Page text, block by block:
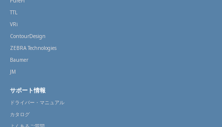
TTL
VRi
ContourDesign
ZEBRA Technologies
Baumer
JM
サポート情報
ドライバー・マニュアル
カタログ